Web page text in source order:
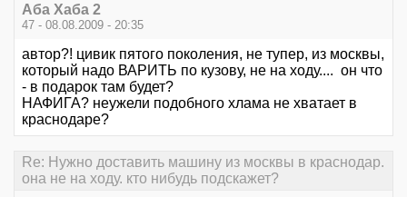
Аба Хаба 2
47 - 08.08.2009 - 20:35
автор?! цивик пятого поколения, не тупер, из москвы,
который надо ВАРИТЬ по кузову, не на ходу.... он что
- в подарок там будет?
НАФИГА? неужели подобного хлама не хватает в
краснодаре?
Re: Нужно доставить машину из москвы в краснодар.
она не на ходу. кто нибудь подскажет?